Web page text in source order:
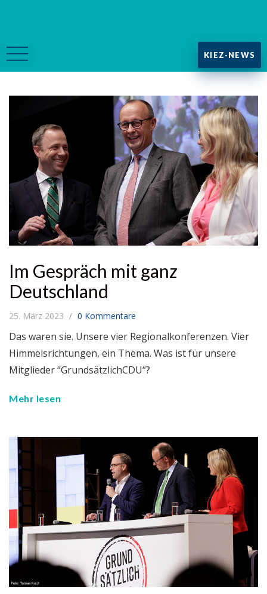
KIEZ-NEWS
Im Gespräch mit ganz
Deutschland
25. März 2023 0 Kommentare
Das waren sie. Unsere vier Regionalkonferenzen. Vier
Himmelsrichtungen, ein Thema. Was ist für unsere
Mitglieder “GrundsätzlichCDU“?
Mehr lesen